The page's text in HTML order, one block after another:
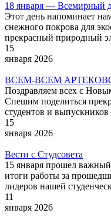
18 января — Всемирный
Этот день напоминает
снежного покрова для
прекрасный природный
15
января 2026
ВСЕМ-ВСЕМ
Поздравляем всех с
Спешим поделиться
студентов и
15
января 2026
Вести с Студсовета
15 января прошел
итоги работы за
лидеров нашей
11
января 2026